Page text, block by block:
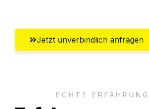
Jetzt unverbindlich anfragen
ECHTE